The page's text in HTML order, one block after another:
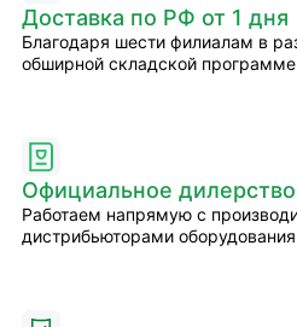
Доставка по РФ от 1 дня
Благодаря шести филиалам в
обширной складской
Официальное дилерство
Работаем напрямую с
дистрибьюторами